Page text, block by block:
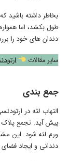
طول بکشد، اما
دندان‌ های خود را
سایر مقالات
جمع بندی
التهاب لثه در
پیش آید. تجمع پلاک
ورم لثه شود. این
دندانی و ایجاد